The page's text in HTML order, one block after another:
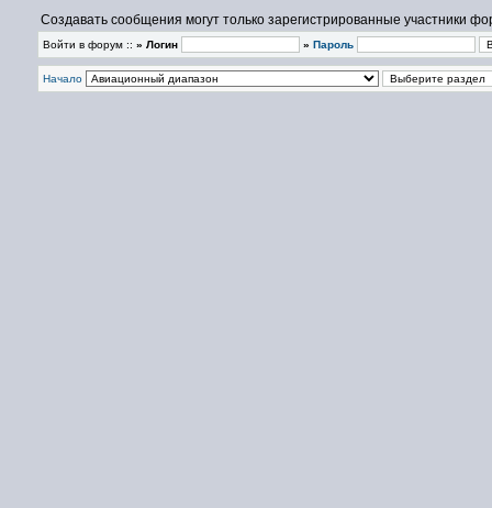
Создавать сообщения могут только зарегистрированные участники
Войти в форум :: » Логин » Пароль
Начало